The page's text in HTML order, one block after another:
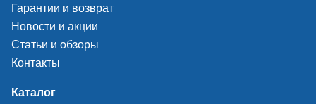
Гарантии и возврат
Новости и акции
Статьи и обзоры
Контакты
Каталог